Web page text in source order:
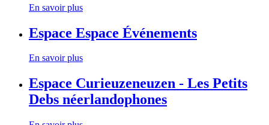
En savoir plus
Espace Espace Événements
En savoir plus
Espace Curieuzeneuzen - Les Petits
Debs néerlandophones